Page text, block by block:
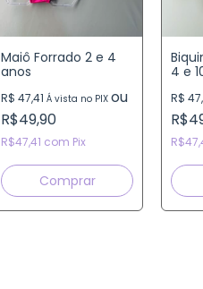
Maiô Forrado 2 e 4
anos
R$ 47,41 Á vista no PIX ou
R$49,90
R$47,41 com Pix
Comprar
4 e
R$